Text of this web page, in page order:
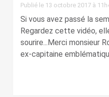
Publié le 13 octobre 2017 à
Si vous avez passé la
Regardez cette vidéo,
sourire...Merci monsieur
ex-capitaine